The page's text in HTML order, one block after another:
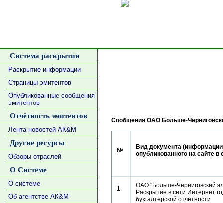
Система раскрытия
Раскрытие информации
Страницы эмитентов
Опубликованные сообщения
эмитентов
Отчётность эмитентов
Лента новостей АК&М
Другие ресурсы
Обзоры отраслей
О Системе
О системе
Об агентстве АК&М
Сообщения ОАО Больше-
№
Вид документа
опубликованного на сайте в
1.
ОАО "Больше-Черниговский
Раскрытие в сети Интернет
бухгалтерской отчетности